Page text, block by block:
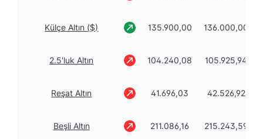
Külçe Altın ($) 135.900,00 136.000,00
2.5'luk Altın 104.240,08 105.925,94
Reşat Altın 41.696,03 42.526,92
Beşli Altın 211.086,16 215.243,59